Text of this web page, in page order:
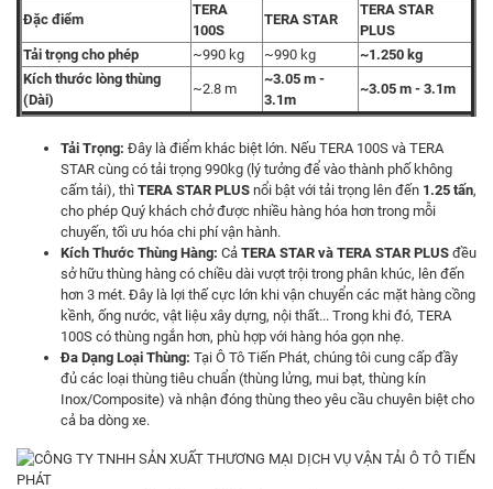
Đặc điểm
TERA
100S
TERA STAR
TERA STAR
PLUS
Tải trọng cho phép
~990 kg ~990 kg
~1.250 kg
Kích thước lòng thùng
(Dài)
~2.8 m
~3.05 m -
3.1m
~3.05 m - 3.1m
Tải Trọng: Đây là điểm khác biệt lớn. Nếu TERA 100S và TERA
STAR cùng có tải trọng 990kg (lý tưởng để vào thành phố không
cấm tải), thì TERA STAR PLUS nổi bật với tải trọng lên đến 1.25 tấn,
cho phép Quý khách chở được nhiều hàng hóa hơn trong mỗi
chuyến, tối ưu hóa chi phí vận hành.
Kích Thước Thùng Hàng: Cả TERA STAR và TERA STAR PLUS đều
sở hữu thùng hàng có chiều dài vượt trội trong phân khúc, lên đến
hơn 3 mét. Đây là lợi thế cực lớn khi vận chuyển các mặt hàng cồng
kềnh, ống nước, vật liệu xây dựng, nội thất... Trong khi đó, TERA
100S có thùng ngắn hơn, phù hợp với hàng hóa gọn nhẹ.
Đa Dạng Loại Thùng: Tại Ô Tô Tiến Phát, chúng tôi cung cấp đầy
đủ các loại thùng tiêu chuẩn (thùng lửng, mui bạt, thùng kín
Inox/Composite) và nhận đóng thùng theo yêu cầu chuyên biệt cho
cả ba dòng xe.